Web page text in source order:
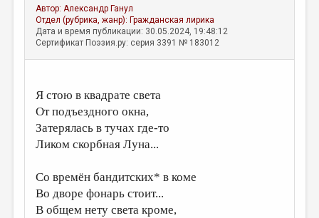
АВТОРЫ
КОММЕНТАРИИ
ЛИТСАЛОН
ПРАВИЛА САЙТА
ОТДЕЛЫ И РУБРИКИ
ДАЙДЖЕСТ
ПРОИЗВЕДЕНИЯ
Автор:Александр Ганул
Отдел (рубрика, жанр): Гражданская лирика
Дата и время публикации: 30.05.2024, 19:48:12
Сертификат Поэзия.ру: серия 3391 № 183012
Я стою в квадрате света
От подъездного окна,
Затерялась в тучах где-то
Ликом скорбная Луна...
Со времён бандитских* в коме
Во дворе фонарь стоит...
В общем нету света кроме,